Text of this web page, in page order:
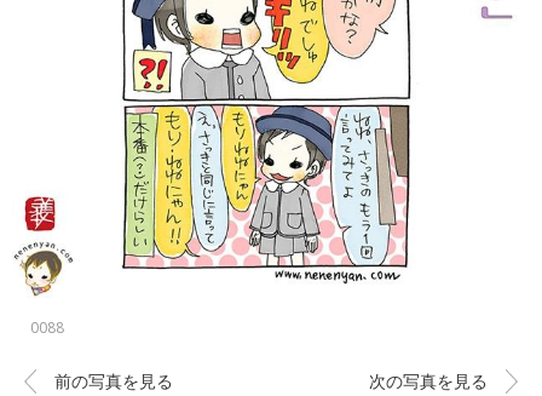
0088
前の写真を見る 次の写真を見る